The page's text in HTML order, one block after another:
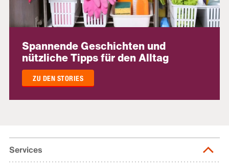
Spannende Geschichten und
nützliche Tipps für den Alltag
ZU DEN STORIES
Services